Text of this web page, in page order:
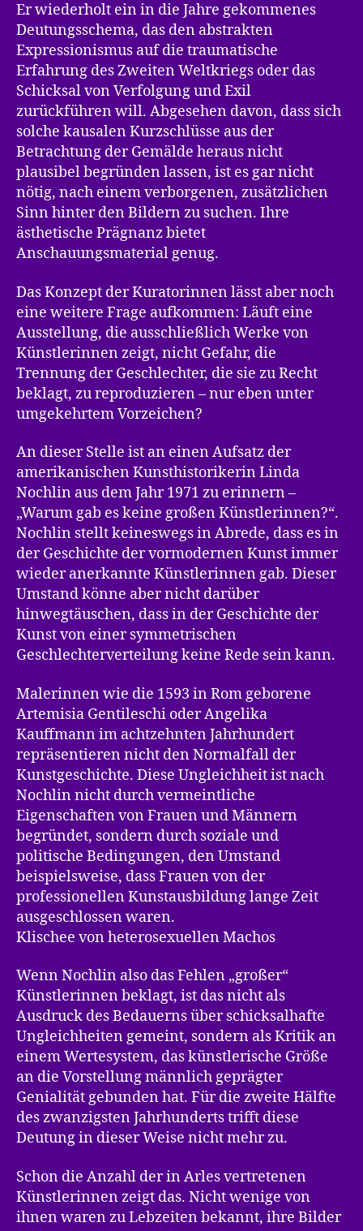
Er wiederholt ein in die Jahre gekommenes
Deutungsschema, das den abstrakten
Expressionismus auf die traumatische
Erfahrung des Zweiten Weltkriegs oder das
Schicksal von Verfolgung und Exil
zurückführen will. Abgesehen davon, dass sich
solche kausalen Kurzschlüsse aus der
Betrachtung der Gemälde heraus nicht
plausibel begründen lassen, ist es gar nicht
nötig, nach einem verborgenen, zusätzlichen
Sinn hinter den Bildern zu suchen. Ihre
ästhetische Prägnanz bietet
Anschauungsmaterial genug.
Das Konzept der Kuratorinnen lässt aber noch
eine weitere Frage aufkommen: Läuft eine
Ausstellung, die ausschließlich Werke von
Künstlerinnen zeigt, nicht Gefahr, die
Trennung der Geschlechter, die sie zu Recht
beklagt, zu reproduzieren – nur eben unter
umgekehrtem Vorzeichen?
An dieser Stelle ist an einen Aufsatz der
amerikanischen Kunsthistorikerin Linda
Nochlin aus dem Jahr 1971 zu erinnern –
„Warum gab es keine großen Künstlerinnen?“.
Nochlin stellt keineswegs in Abrede, dass es in
der Geschichte der vormodernen Kunst immer
wieder anerkannte Künstlerinnen gab. Dieser
Umstand könne aber nicht darüber
hinwegtäuschen, dass in der Geschichte der
Kunst von einer symmetrischen
Geschlechterverteilung keine Rede sein kann.
Malerinnen wie die 1593 in Rom geborene
Artemisia Gentileschi oder Angelika
Kauffmann im achtzehnten Jahrhundert
repräsentieren nicht den Normalfall der
Kunstgeschichte. Diese Ungleichheit ist nach
Nochlin nicht durch vermeintliche
Eigenschaften von Frauen und Männern
begründet, sondern durch soziale und
politische Bedingungen, den Umstand
beispielsweise, dass Frauen von der
professionellen Kunstausbildung lange Zeit
ausgeschlossen waren.
Klischee von heterosexuellen Machos
Wenn Nochlin also das Fehlen „großer“
Künstlerinnen beklagt, ist das nicht als
Ausdruck des Bedauerns über schicksalhafte
Ungleichheiten gemeint, sondern als Kritik an
einem Wertesystem, das künstlerische Größe
an die Vorstellung männlich geprägter
Genialität gebunden hat. Für die zweite Hälfte
des zwanzigsten Jahrhunderts trifft diese
Deutung in dieser Weise nicht mehr zu.
Schon die Anzahl der in Arles vertretenen
Künstlerinnen zeigt das. Nicht wenige von
ihnen waren zu Lebzeiten bekannt, ihre Bilder